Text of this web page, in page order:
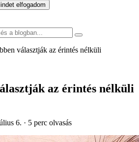
elfogadom
választják az érintés nélküli
az érintés nélküli
6. · 5 perc olvasás